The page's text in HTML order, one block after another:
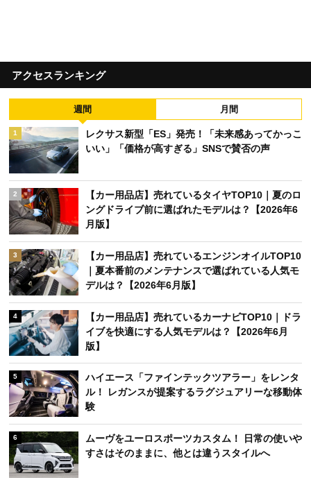
アクセスランキング
週間 月間
1
レクサス新型「ES」発売！「未来感あってかっこ
いい」「価格が高すぎる」SNSで賛否の声
2
【カー用品店】売れているタイヤTOP10｜夏のロ
ングドライブ前に選ばれたモデルは？【2026年6
月版】
3
【カー用品店】売れているエンジンオイルTOP10
｜夏本番前のメンテナンスで選ばれている人気モ
デルは？【2026年6月版】
4
【カー用品店】売れているカーナビTOP10｜ドラ
イブを快適にする人気モデルは？【2026年6月
版】
5
ハイエース「ファインテックツアラー」をレンタ
ル！ レガンスが提案するラグジュアリーな移動体
験
6
ムーヴをユーロスポーツカスタム！ 日常の使いや
すさはそのままに、他とは違うスタイルへ